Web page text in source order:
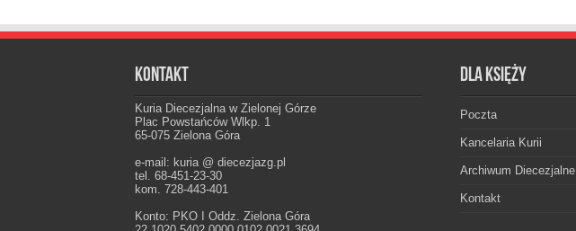
Kontakt
Kuria Diecezjalna w Zielonej Górze
Plac Powstańców Wlkp. 1
65-075 Zielona Góra
e-mail: kuria @ diecezjazg.pl
tel. 68-451-23-30
kom. 728-443-401
Konto: PKO I Oddz. Zielona Góra
Dla księży
Poczta
Kancelaria Kurii
Archiwum Diecezjalne
Kontakt